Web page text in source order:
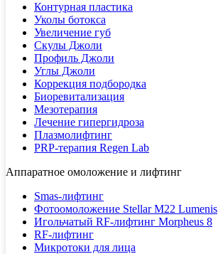
Контурная пластика
Уколы ботокса
Увеличение губ
Скулы Джоли
Профиль Джоли
Углы Джоли
Коррекция подбородка
Биоревитализация
Мезотерапия
Лечение гипергидроза
Плазмолифтинг
PRP-терапия Regen Lab
Аппаратное омоложение и лифтинг
Smas-лифтинг
Фотоомоложение Stellar M22 Lumenis
Игольчатый RF-лифтинг Morpheus 8
RF-лифтинг
Микротоки для лица